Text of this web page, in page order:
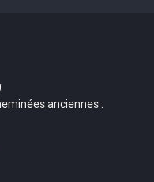
anciennes :